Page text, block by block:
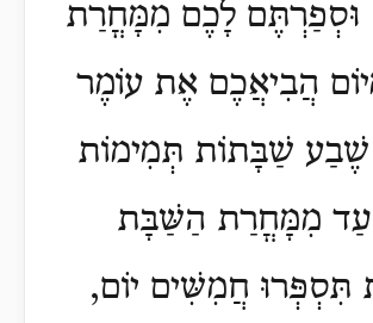
וּסְפַרְתֶּם לָכֶם מִמָּחֳרַת
הֲבִיאֲכֶם אֶת עוֹמֶר
שַׁבָּתוֹת תְּמִימוֹת
עַד מִמָּחֳרַת הַשַּׁבָּת
תִּסְפְּרוּ חֲמִשִּׁים יוֹם,